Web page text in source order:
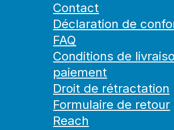
Contact
Déclaration de
FAQ
Conditions de
paiement
Droit de rétractation
Formulaire de retour
Reach